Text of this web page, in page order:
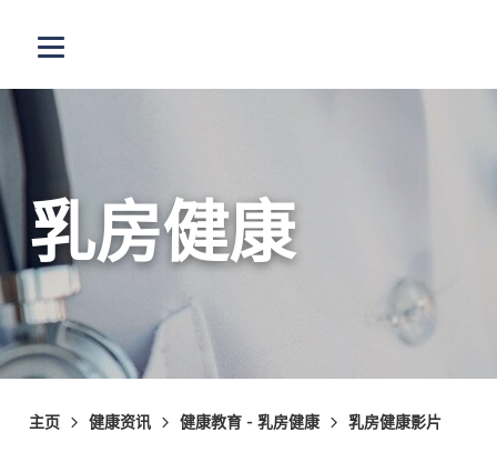
打开选单
乳房健康
主页 健康资讯 健康教育 - 乳房健康 乳房健康影片